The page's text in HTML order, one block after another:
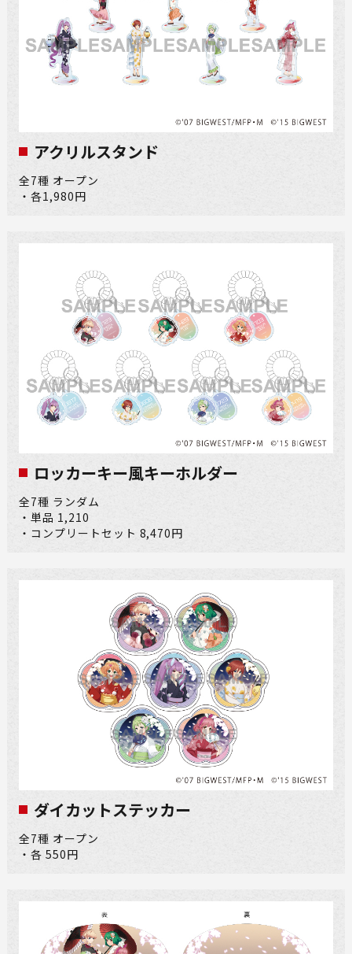
アクリルスタンド
全7種 オープン
・各1,980円
ロッカーキー風キーホルダー
全7種 ランダム
・単品 1,210
・コンプリートセット 8,470円
ダイカットステッカー
全7種 オープン
・各 550円